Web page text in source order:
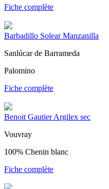
Fiche complète
Barbadillo Solear Manzanilla
Sanlúcar de Barrameda
Palomino
Fiche complète
Benoit Gautier Argilex sec
Vouvray
100% Chenin blanc
Fiche complète